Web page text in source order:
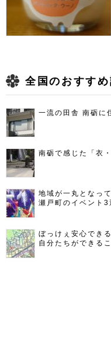
全国のおすす
一流の田舎 南砺に
南砺で感じた「衣
地域が一丸となっ
瀬戸町のイベント3
ぼっけぇ安心でき
自分たちができる